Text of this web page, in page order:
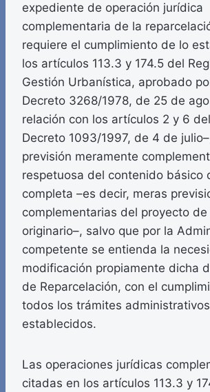
expediente de operación jurídica
complementaria de la
requiere el cumplimiento de lo
los artículos 113.3 y 174.5 del
Gestión Urbanística, aprobado
Decreto 3268/1978, de 25 de
relación con los artículos 2 y 6
Decreto 1093/1997, de 4 de
previsión meramente
respetuosa del contenido básico
completa –es decir, meras
complementarias del proyecto
originario–, salvo que por la
competente se entienda la
modificación propiamente dicha
de Reparcelación, con el
todos los trámites
establecidos.
Las operaciones jurídicas
citadas en los artículos 113.3 y